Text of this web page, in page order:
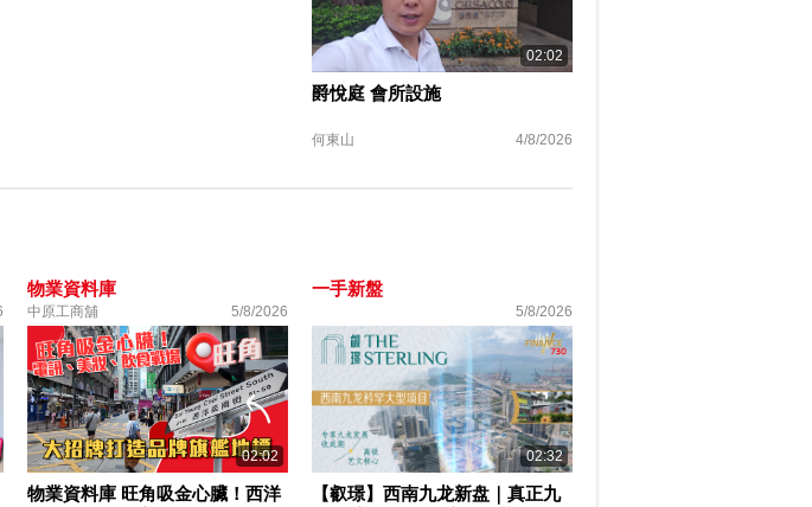
02:02
爵悅庭 會所設施
何東山 4/8/2026
物業資料庫
中原工商舖 5/8/2026
02:02
物業資料庫 旺角吸金心臟！西洋
一手新盤
5/8/2026
02:32
【叡璟】西南九龙新盘｜真正九